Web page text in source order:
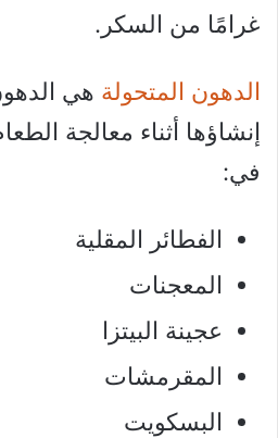
غرامًا من السكر.
الدهون المتحولة هي
إنشاؤها أثناء معالجة
في:
الفطائر المقلية
المعجنات
عجينة البيتزا
المقرمشات
البسكويت